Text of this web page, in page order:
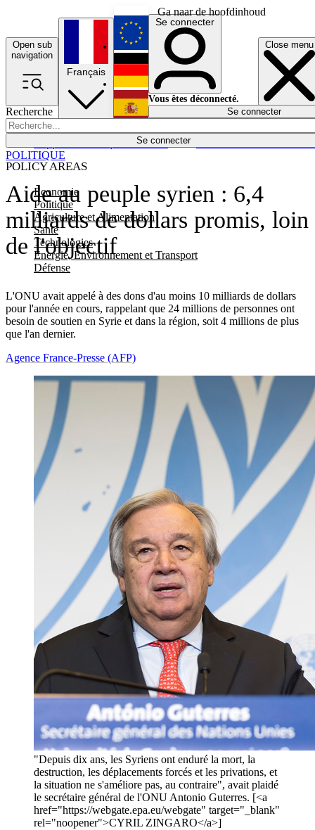
Ga naar de hoofdinhoud
Open sub
navigation
Close menu
Recherche
Se connecter
POLICY AREAS
Economie
Politique
Agriculture et Alimentation
Santé
Technologies
Energie, Environnement et Transport
Défense
Économie
Français
English
Deutsch
Español
Se connecter
Vous êtes déconnecté.
Se connecter
Aide au peuple syrien : 6,4
milliards de dollars promis, loin
de l'objectif
L'ONU avait appelé à des dons d'au moins 10 milliards de dollars
pour l'année en cours, rappelant que 24 millions de personnes ont
besoin de soutien en Syrie et dans la région, soit 4 millions de plus
que l'an dernier.
POLITIQUE
Agence France-Presse (AFP)
"Depuis dix ans, les Syriens ont enduré la mort, la
destruction, les déplacements forcés et les privations, et
la situation ne s'améliore pas, au contraire", avait plaidé
le secrétaire général de l'ONU Antonio Guterres. [<a
href="https://webgate.epa.eu/webgate" target="_blank"
rel="noopener">CYRIL ZINGARO</a>]